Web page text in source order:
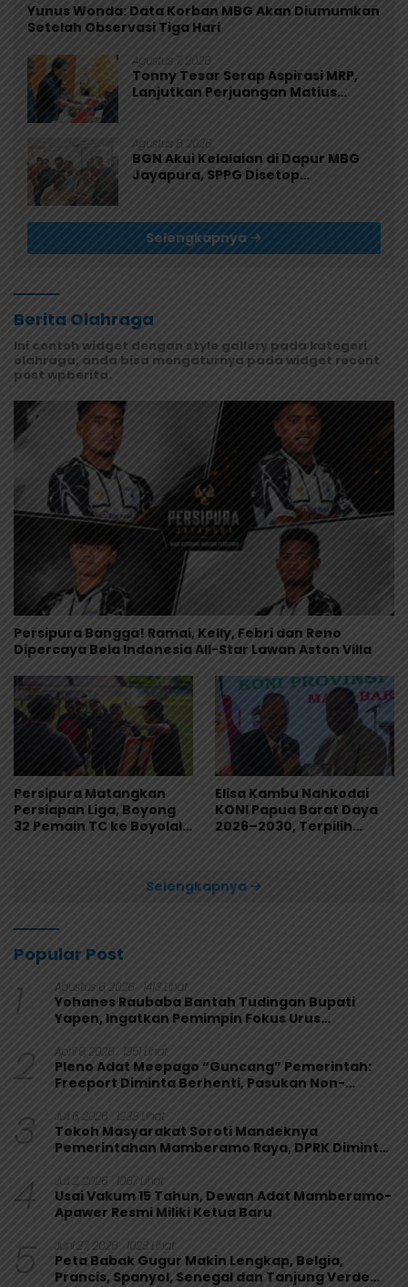
Yunus Wonda: Data Korban MBG Akan Diumumkan
Setelah Observasi Tiga Hari
Agustus 7, 2026
Tonny Tesar Serap Aspirasi MRP,
Lanjutkan Perjuangan Matius
Agustus 6, 2026
BGN Akui Kelalaian di Dapur MBG
Jayapura, SPPG Disetop
Selengkapnya
Berita Olahraga
Ini contoh widget dengan style gallery pada kategori
olahraga, anda bisa mengaturnya pada widget recent
post wpberita.
Persipura Bangga! Ramai, Kelly, Febri dan Reno
Dipercaya Bela Indonesia All-Star Lawan Aston Villa
Persipura Matangkan
Persiapan Liga, Boyong
32 Pemain TC ke Boyolali
Elisa Kambu Nahkodai
KONI Papua Barat Daya
2026–2030, Terpilih
Selengkapnya
Popular Post
1 Agustus 6, 2026 1413 Lihat
Yohanes Raubaba Bantah Tudingan Bupati
Yapen, Ingatkan Pemimpin Fokus Urus
2 April 9, 2026 1351 Lihat
Pleno Adat Meepago “Guncang” Pemerintah:
Freeport Diminta Berhenti, Pasukan Non-
3 Juli 6, 2026 1238 Lihat
Tokoh Masyarakat Soroti Mandeknya
Pemerintahan Mamberamo Raya, DPRK Diminta
4 Juli 2, 2026 1067 Lihat
Usai Vakum 15 Tahun, Dewan Adat Mamberamo-
Apawer Resmi Miliki Ketua Baru
5 Juni 27, 2026 1023 Lihat
Peta Babak Gugur Makin Lengkap, Belgia,
Prancis, Spanyol, Senegal dan Tanjung Verde